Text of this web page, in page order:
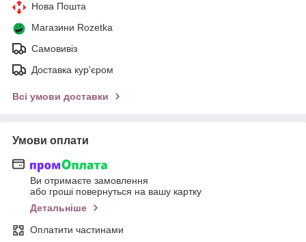
Нова Пошта
Магазини Rozetka
Самовивіз
Доставка кур'єром
Всі умови доставки
Умови оплати
Ви отримаєте замовлення
або гроші повернуться на вашу картку
Детальніше
Оплатити частинами